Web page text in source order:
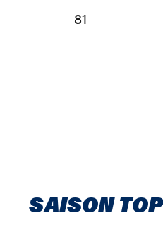
81
SAISON